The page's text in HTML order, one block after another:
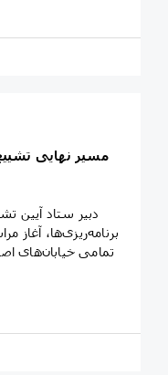
مسیر نهایی
برنامه‌ریزی‌ها، آغاز
تمامی خیابان‌های